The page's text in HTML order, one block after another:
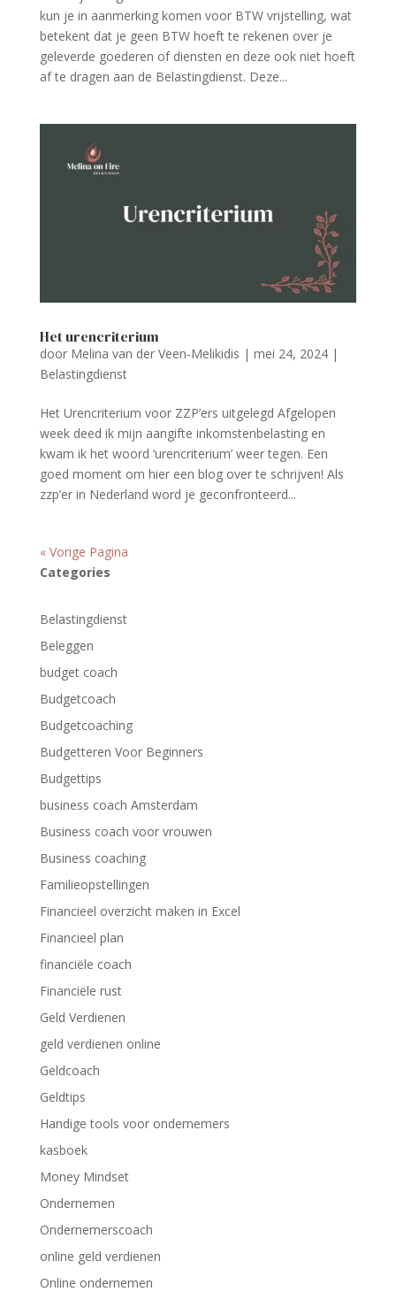
kun je in aanmerking komen voor BTW vrijstelling, wat
betekent dat je geen BTW hoeft te rekenen over je
geleverde goederen of diensten en deze ook niet hoeft
af te dragen aan de Belastingdienst. Deze...
Het urencriterium
door Melina van der Veen-Melikidis | mei 24, 2024|
Belastingdienst
Het Urencriterium voor ZZP’ers uitgelegd Afgelopen
week deed ik mijn aangifte inkomstenbelasting en
kwam ik het woord ‘urencriterium’ weer tegen. Een
goed moment om hier een blog over te schrijven! Als
zzp’er in Nederland word je geconfronteerd...
« Vorige Pagina
Categories
Belastingdienst
Beleggen
budget coach
Budgetcoach
Budgetcoaching
Budgetteren Voor Beginners
Budgettips
business coach Amsterdam
Business coach voor vrouwen
Business coaching
Familieopstellingen
Financieel overzicht maken in Excel
Financieel plan
financiële coach
Financiële rust
Geld Verdienen
geld verdienen online
Geldcoach
Geldtips
Handige tools voor ondernemers
kasboek
Money Mindset
Ondernemen
Ondernemerscoach
online geld verdienen
Online ondernemen